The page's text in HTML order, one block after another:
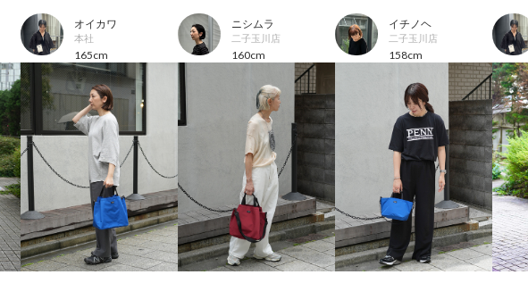
オイカワ
本社
165cm
ニシムラ
二子玉川店
160cm
イチノヘ
二子玉川店
158cm